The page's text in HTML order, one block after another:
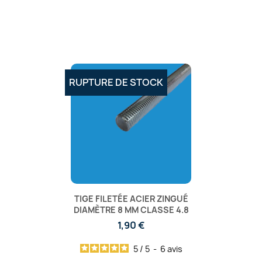
TIGE FILETÉE ACIER ZINGUÉ
DIAMÈTRE 8 MM CLASSE 4.8
1,90 €
5 / 5 - 6 avis
RUPTURE DE STOCK